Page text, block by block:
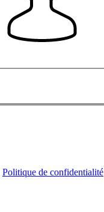
Politique de confidentialité